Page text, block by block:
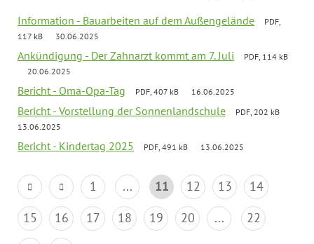
Information - Bauarbeiten auf dem Außengelände
PDF,
117 kB
30.06.2025
Ankündigung - Der Zahnarzt kommt am 7. Juli
PDF, 114 kB
20.06.2025
Bericht - Oma-Opa-Tag PDF, 407 kB 16.06.2025
Bericht - Vorstellung der Sonnenlandschule
PDF, 202 kB
13.06.2025
Bericht - Kindertag 2025 PDF, 491 kB 13.06.2025
1 ... 11 12 13
14
15
16 17 18 19 20 ... 22